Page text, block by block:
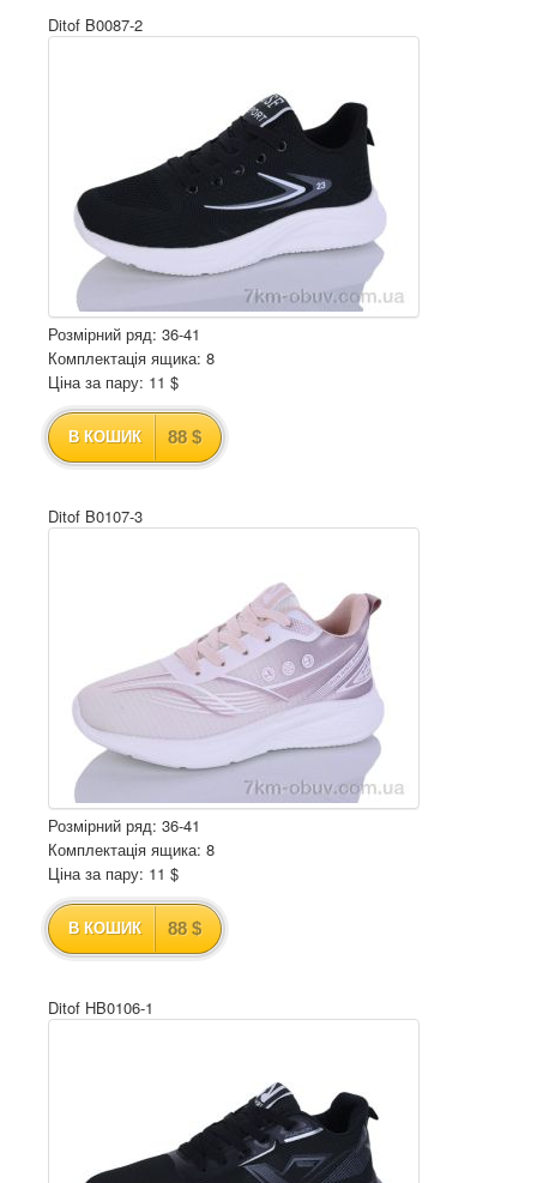
Ditof B0087-2
Розмірний ряд: 36-41
Комплектація ящика: 8
Ціна за пару: 11 $
В КОШИК 88 $
Ditof B0107-3
Розмірний ряд: 36-41
Комплектація ящика: 8
Ціна за пару: 11 $
В КОШИК 88 $
Ditof HB0106-1